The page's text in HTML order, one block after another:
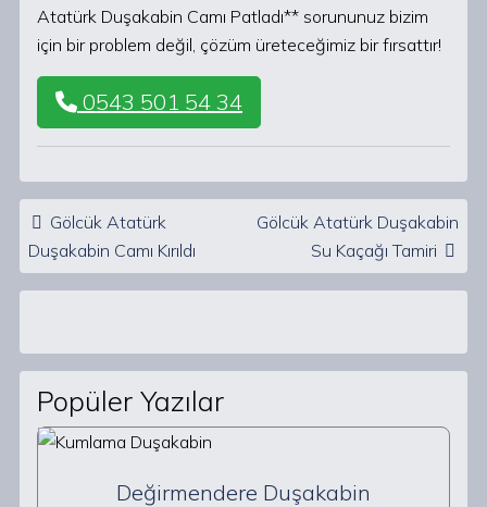
Atatürk Duşakabin Camı Patladı** sorununuz bizim
için bir problem değil, çözüm üreteceğimiz bir fırsattır!
0543 501 54 34
Post navigation
Gölcük Atatürk
Duşakabin Camı Kırıldı
Gölcük Atatürk Duşakabin
Su Kaçağı Tamiri
Popüler Yazılar
Değirmendere Duşakabin